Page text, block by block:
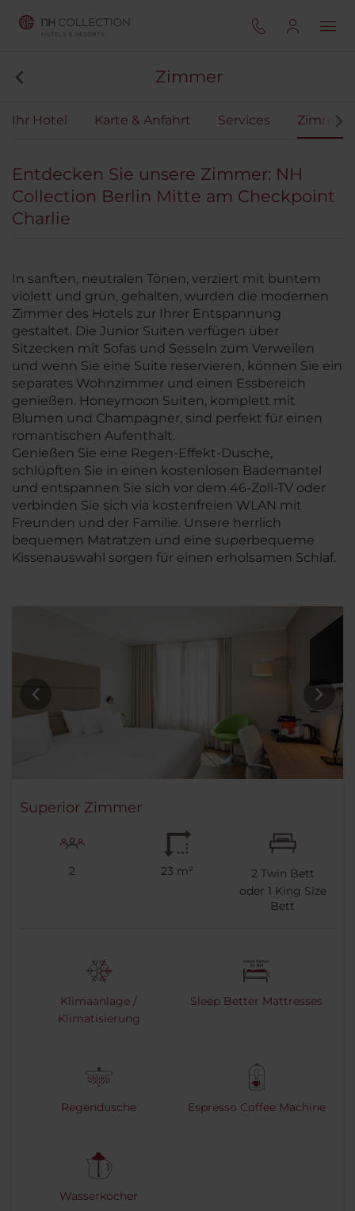
Zimmer
Ihr Hotel Karte & Anfahrt Services Zimmer
Entdecken Sie unsere Zimmer: NH
Collection Berlin Mitte am Checkpoint
Charlie
In sanften, neutralen Tönen, verziert mit buntem
violett und grün, gehalten, wurden die modernen
Zimmer des Hotels zur Ihrer Entspannung
gestaltet. Die Junior Suiten verfügen über
Sitzecken mit Sofas und Sesseln zum Verweilen
und wenn Sie eine Suite reservieren, können Sie ein
separates Wohnzimmer und einen Essbereich
genießen. Honeymoon Suiten, komplett mit
Blumen und Champagner, sind perfekt für einen
romantischen Aufenthalt.
Genießen Sie eine Regen-Effekt-Dusche,
schlüpften Sie in einen kostenlosen Bademantel
und entspannen Sie sich vor dem 46-Zoll-TV oder
verbinden Sie sich via kostenfreien WLAN mit
Freunden und der Familie. Unsere herrlich
bequemen Matratzen und eine superbequeme
Kissenauswahl sorgen für einen erholsamen Schlaf.
Superior Zimmer
2 23 m² 2 Twin Bett
oder 1 King Size
Bett
Klimaanlage /
Klimatisierung
Sleep Better Mattresses
Regendusche Espresso Coffee Machine
Wasserkocher